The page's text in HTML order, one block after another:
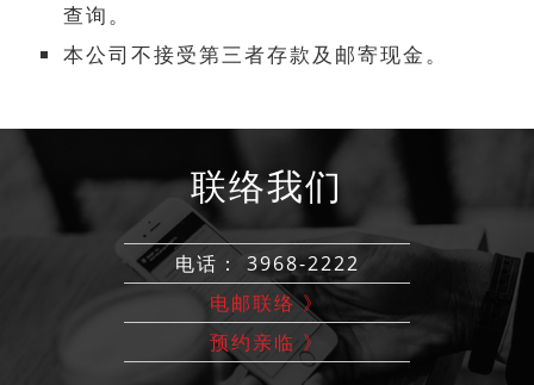
查询。
本公司不接受第三者存款及邮寄现金。
联络我们
电话： 3968-2222
电邮联络 》
预约亲临 》